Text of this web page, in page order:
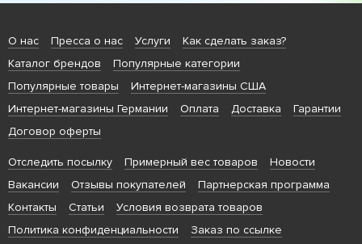
О нас Пресса о нас Услуги
Как сделать заказ?
Каталог брендов
Популярные категории
Популярные товары
Интернет-магазины США
Интернет-магазины Германии
Оплата Доставка
Гарантии
Договор оферты
Отследить посылку Примерный вес товаров
Новости
Вакансии
Отзывы покупателей
Партнерская программа
Контакты
Статьи
Условия возврата товаров
Политика конфиденциальности
Заказ по ссылке